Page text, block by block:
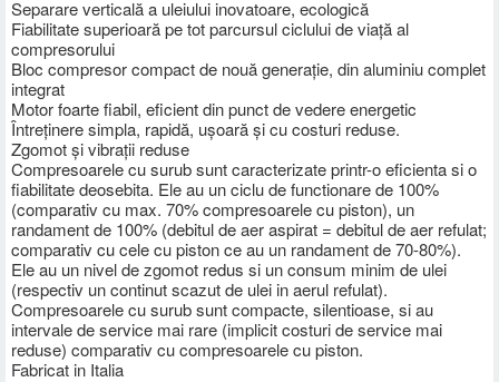
Separare verticală a uleiului inovatoare, ecologică
Fiabilitate superioară pe tot parcursul ciclului de viață al
compresorului
Bloc compresor compact de nouă generație, din aluminiu complet
integrat
Motor foarte fiabil, eficient din punct de vedere energetic
Întreținere simpla, rapidă, ușoară și cu costuri reduse.
Zgomot și vibrații reduse
Compresoarele cu surub sunt caracterizate printr-o eficienta si o
fiabilitate deosebita. Ele au un ciclu de functionare de 100%
(comparativ cu max. 70% compresoarele cu piston), un
randament de 100% (debitul de aer aspirat = debitul de aer refulat;
comparativ cu cele cu piston ce au un randament de 70-80%).
Ele au un nivel de zgomot redus si un consum minim de ulei
(respectiv un continut scazut de ulei in aerul refulat).
Compresoarele cu surub sunt compacte, silentioase, si au
intervale de service mai rare (implicit costuri de service mai
reduse) comparativ cu compresoarele cu piston.
Fabricat in Italia